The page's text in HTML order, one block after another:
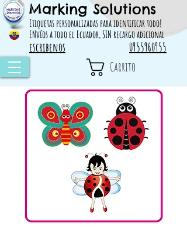
Marking Solutions
Etiquetas personalizadas para identificar todo!
ENvíos a todo el Ecuador, SIN recargo adicional
314828 498717
escribenos 0955960955
Carrito